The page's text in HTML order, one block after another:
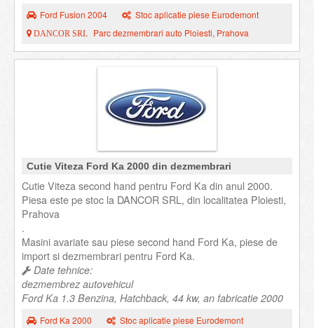
Ford Fusion 2004 Stoc aplicatie piese Eurodemont
DANCOR SRL Parc dezmembrari auto Ploiesti, Prahova
Cutie Viteza Ford Ka 2000 din dezmembrari
Cutie Viteza second hand pentru Ford Ka din anul 2000.
Piesa este pe stoc la DANCOR SRL, din localitatea Ploiesti,
Prahova
.
Masini avariate sau piese second hand Ford Ka, piese de
import si dezmembrari pentru Ford Ka.
Date tehnice:
dezmembrez autovehicul
Ford Ka 1.3 Benzina, Hatchback, 44 kw, an fabricatie 2000
Ford Ka 2000 Stoc aplicatie piese Eurodemont